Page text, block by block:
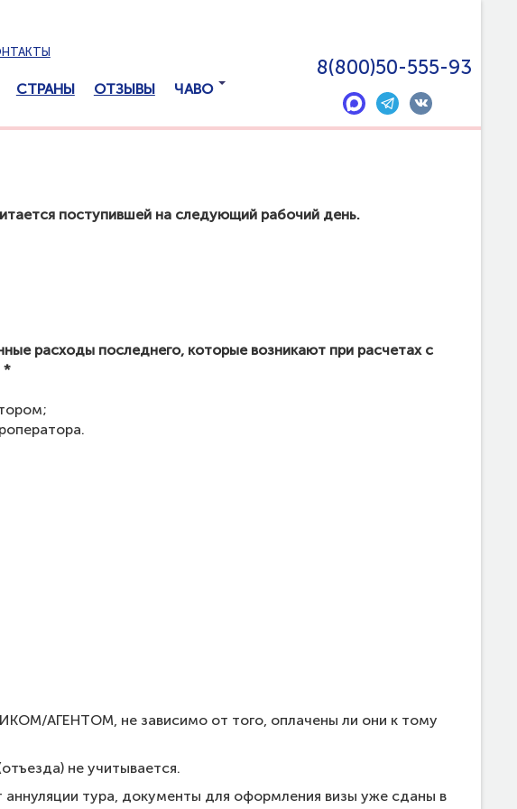
СТРАНЫ ОТЗЫВЫ ЧАВО
8(800)50-555-93
поступившей на следующий рабочий день.
расходы последнего, которые возникают при расчетах с
*
АГЕНТОМ, не зависимо от того, оплачены ли они к тому
не учитывается.
тура, документы для оформления визы уже сданы в